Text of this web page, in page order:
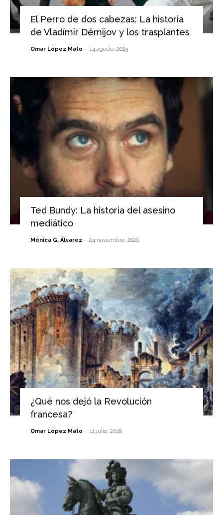
El Perro de dos cabezas: La historia
de Vladímir Démijov y los trasplantes
Omar López Mato - 14 agosto, 2023
Ted Bundy: La historia del asesino
mediático
Mónica G. Álvarez - 24 noviembre, 2020
¿Qué nos dejó la Revolución
francesa?
Omar López Mato - 11 julio, 2018